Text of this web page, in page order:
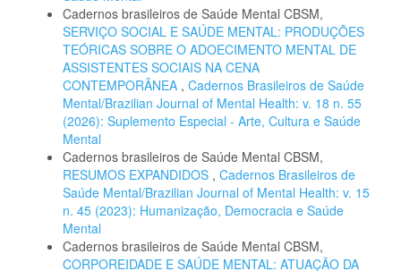
Cadernos brasileiros de Saúde Mental CBSM,
SERVIÇO SOCIAL E SAÚDE MENTAL: PRODUÇÕES
TEÓRICAS SOBRE O ADOECIMENTO MENTAL DE
ASSISTENTES SOCIAIS NA CENA
CONTEMPORÂNEA , Cadernos Brasileiros de Saúde
Mental/Brazilian Journal of Mental Health: v. 18 n. 55
(2026): Suplemento Especial - Arte, Cultura e Saúde
Mental
Cadernos brasileiros de Saúde Mental CBSM,
RESUMOS EXPANDIDOS , Cadernos Brasileiros de
Saúde Mental/Brazilian Journal of Mental Health: v. 15
n. 45 (2023): Humanização, Democracia e Saúde
Mental
Cadernos brasileiros de Saúde Mental CBSM,
CORPOREIDADE E SAÚDE MENTAL: ATUAÇÃO DA